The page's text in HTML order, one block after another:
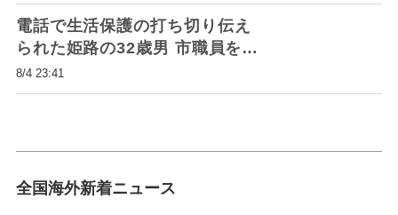
電話で生活保護の打ち切り伝え
られた姫路の32歳男 市職員を脅
すなどした疑いで逮捕
8/4 23:41
全国海外新着ニュース